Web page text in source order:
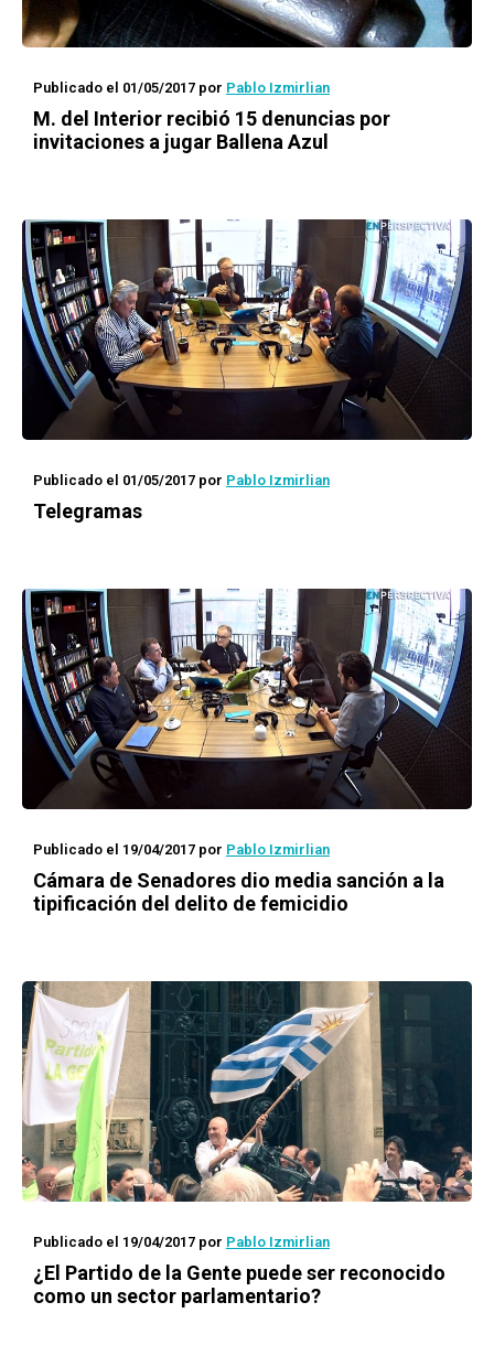
Publicado el 01/05/2017 por Pablo Izmirlian
M. del Interior recibió 15 denuncias por
invitaciones a jugar Ballena Azul
Publicado el 01/05/2017 por Pablo Izmirlian
Telegramas
Publicado el 19/04/2017 por Pablo Izmirlian
Cámara de Senadores dio media sanción a la
tipificación del delito de femicidio
Publicado el 19/04/2017 por Pablo Izmirlian
¿El Partido de la Gente puede ser reconocido
como un sector parlamentario?